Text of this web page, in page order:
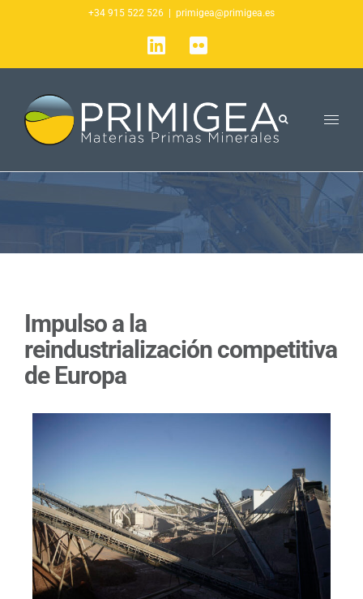
+34 915 522 526 primigea@primigea.es
LinkedIn
Flickr
Impulso a la
reindustrialización competitiva
de Europa